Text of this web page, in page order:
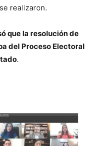
realizaron.
que la resolución de
del Proceso Electoral
.